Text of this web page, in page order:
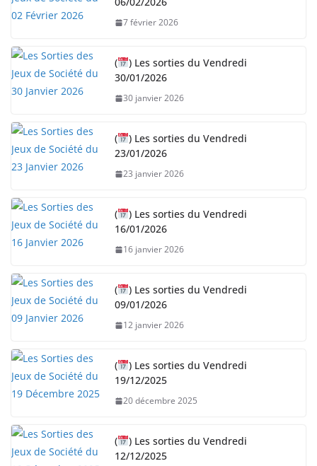
…
7 février 2026
(
) Les sorties du Vendredi
30/01/2026
30 janvier 2026
(
) Les sorties du Vendredi
23/01/2026
23 janvier 2026
(
) Les sorties du Vendredi
16/01/2026
16 janvier 2026
(
) Les sorties du Vendredi
09/01/2026
12 janvier 2026
(
) Les sorties du Vendredi
19/12/2025
20 décembre 2025
(
) Les sorties du Vendredi
12/12/2025